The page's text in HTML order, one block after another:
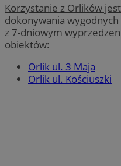
Korzystanie z Orlików
dokonywania
z 7-dniowym
obiektów:
Orlik ul. 3 Maja
Orlik ul. Kościuszki